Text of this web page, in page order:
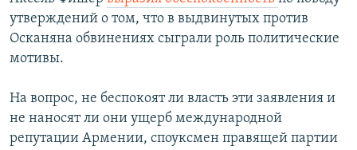
утверждений о том, что в выдвинутых против
Осканяна обвинениях сыграли роль политические
мотивы.
На вопрос, не беспокоят ли власть эти заявления и
не наносят ли они ущерб международной
репутации Армении, споуксмен правящей партии